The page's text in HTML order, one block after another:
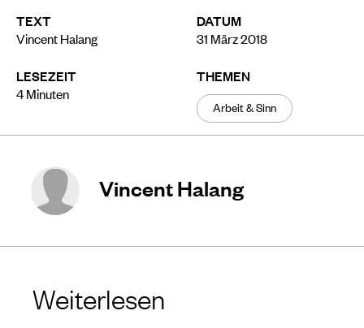
TEXT
Vincent Halang
LESEZEIT
4Minuten
DATUM
31 März 2018
THEMEN
Arbeit & Sinn
Vincent Halang
Weiterlesen